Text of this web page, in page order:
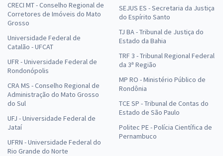
CRECI MT - Conselho Regional de
Corretores de Imóveis do Mato
Grosso
Universidade Federal de
Catalão - UFCAT
UFR - Universidade Federal de
Rondonópolis
CRA MS - Conselho Regional de
Administração do Mato Grosso
do Sul
UFJ - Universidade Federal de
Jataí
UFRN - Universidade Federal do
Rio Grande do Norte
SEJUS ES - Secretaria da Justiça
do Espírito Santo
TJ BA - Tribunal de Justiça do
Estado da Bahia
TRF 3 - Tribunal Regional Federal
da 3ª Região
MP RO - Ministério Público de
Rondônia
TCE SP - Tribunal de Contas do
Estado de São Paulo
Politec PE - Polícia Científica de
Pernambuco